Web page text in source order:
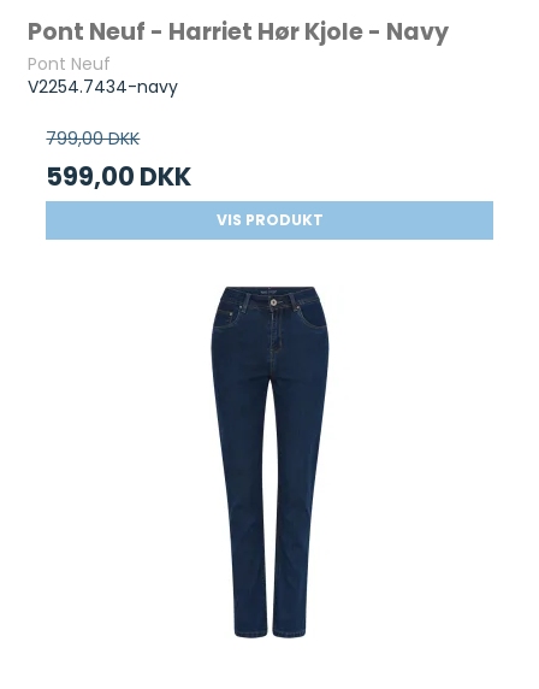
Pont Neuf - Harriet Hør Kjole - Navy
Pont Neuf
V2254.7434-navy
799,00 DKK
599,00 DKK
VIS PRODUKT